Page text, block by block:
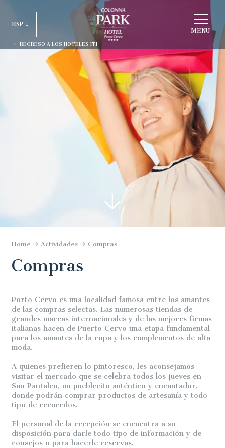
MENU
REGRESO A LOS HOTELES ITI
ESP
Home Actividades Compras
Compras
Porto Cervo es una localidad famosa entre los amantes
de las compras selectas. Las numerosas tiendas de
grandes marcas internacionales y de las mejores firmas
italianas hacen de Puerto Cervo una etapa fundamental
para los amantes de la ropa y los complementos de alta
moda.
A quienes prefieren lo pintoresco, les aconsejamos
visitar el mercado que se celebra todos los jueves en
San Pantaleo, un pueblecito auténtico y encantador,
donde podrán comprar productos de artesanía y todo
tipo de recuerdos.
El personal de la recepción se encuentra a su
disposición para darle todo tipo de información y de
consejos o para hacerle reservas.